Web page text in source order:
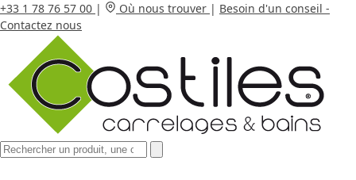
+33 1 78 76 57 00 | Où nous trouver | Besoin d'un conseil -
Contactez nous